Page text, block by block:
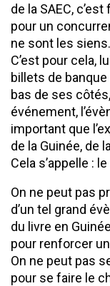
de la SAEC,
pour un
ne sont les
C’est pour cela,
billets de
bas de ses
événement,
important que
de la Guinée, de
Cela s’appelle :
On ne peut pas
d’un tel grand
du livre en
pour renforcer
On ne peut pas
pour se faire le